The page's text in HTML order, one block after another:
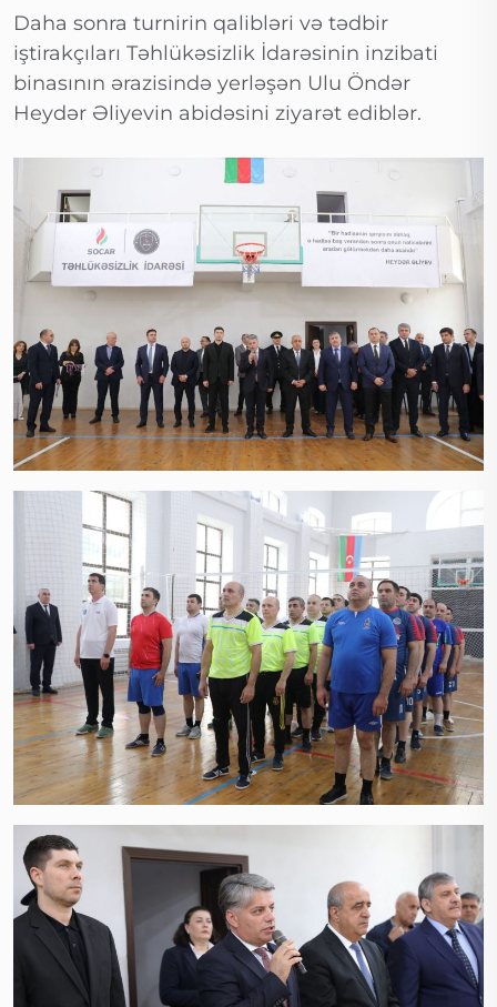
Daha sonra turnirin qalibləri və tədbir
iştirakçıları Təhlükəsizlik İdarəsinin inzibati
binasının ərazisində yerləşən Ulu Öndər
Heydər Əliyevin abidəsini ziyarət ediblər.